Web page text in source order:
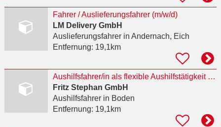
Fahrer / Auslieferungsfahrer (m/w/d)
LM Delivery GmbH
Auslieferungsfahrerin Andernach, Eich
Entfernung: 19,1km
Aushilfsfahrer/in als flexible Aushilfstätigkeit GFB (m/w/d)
Fritz Stephan GmbH
Aushilfsfahrerin Boden
Entfernung: 19,1km